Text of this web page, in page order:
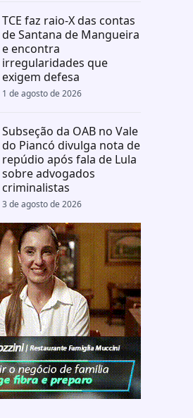
TCE faz raio-X das contas
de Santana de Mangueira
e encontra
irregularidades que
exigem defesa
1 de agosto de 2026
Subseção da OAB no Vale
do Piancó divulga nota de
repúdio após fala de Lula
sobre advogados
criminalistas
3 de agosto de 2026